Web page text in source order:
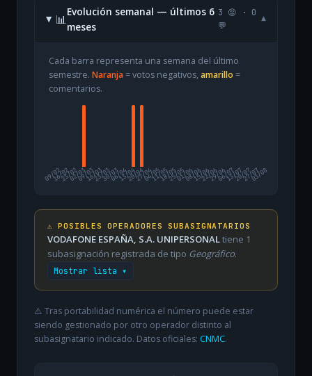
📊
Evolución semanal — últimos 6
meses
3 😡 · 0
💬
▾
Cada barra representa una semana del último
semestre. Naranja= votos negativos, amarillo =
comentarios.
09/02
16/0223/0202/0309/0316/0323/0330/0306/0413/0420/0427/0404/0511/0518/0525/0501/0608/0615/0622/0629/0606/0713/0720/0727/07
03/08
⚠️ POSIBLES OPERADORES SUBASIGNATARIOS
VODAFONE ESPAÑA, S.A. UNIPERSONALtiene 1
subasignación registrada de tipo Geográfico.
Mostrar lista ▾
⚠️ Tras portabilidad numérica el número puede estar
siendo gestionado por otro operador distinto al
subasignatario indicado. Datos oficiales: CNMC.